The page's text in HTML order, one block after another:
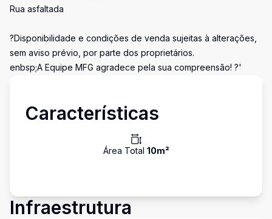
Rua asfaltada
?Disponibilidade e condições de venda sujeitas à alterações,
sem aviso prévio, por parte dos proprietários.
enbsp;A Equipe MFG agradece pela sua compreensão! ?'
Características
Área Total 10m²
Infraestrutura